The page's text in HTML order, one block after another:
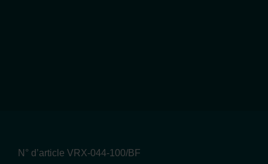
N° d’article VRX-044-100/BF